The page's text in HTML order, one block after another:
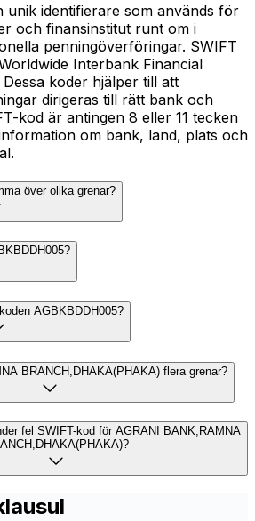
unik identifierare som används för
och finansinstitut runt om i
penningöverföringar. SWIFT
Interbank Financial
koder hjälper till att
dirigeras till rätt bank och
kod är antingen 8 eller 11 tecken
om bank, land, plats och
över olika grenar?
AGBKBDDH005?
BRANCH,DHAKA(PHAKA) flera grenar?
fel SWIFT-kod för AGRANI BANK,RAMNA